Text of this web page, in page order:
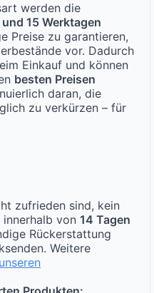
werden die
15 Werktagen
Preise zu garantieren,
vor. Dadurch
Einkauf und können
besten Preisen
daran, die
zu verkürzen – für
zufrieden sind, kein
von 14 Tagen
Rückerstattung
Weitere
unseren